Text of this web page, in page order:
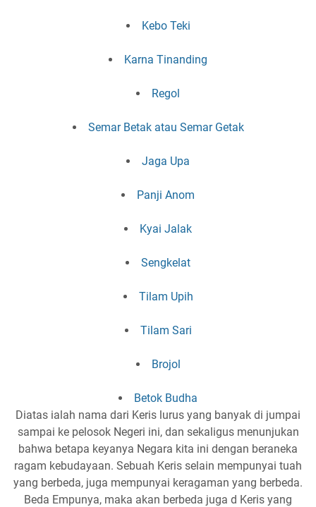
Kebo Teki
Karna Tinanding
Regol
Semar Betak atau Semar Getak
Jaga Upa
Panji Anom
Kyai Jalak
Sengkelat
Tilam Upih
Tilam Sari
Brojol
Betok Budha
Diatas ialah nama dari Keris lurus yang banyak di jumpai
sampai ke pelosok Negeri ini, dan sekaligus menunjukan
bahwa betapa keyanya Negara kita ini dengan beraneka
ragam kebudayaan. Sebuah Keris selain mempunyai tuah
yang berbeda, juga mempunyai keragaman yang berbeda.
Beda Empunya, maka akan berbeda juga d Keris yang